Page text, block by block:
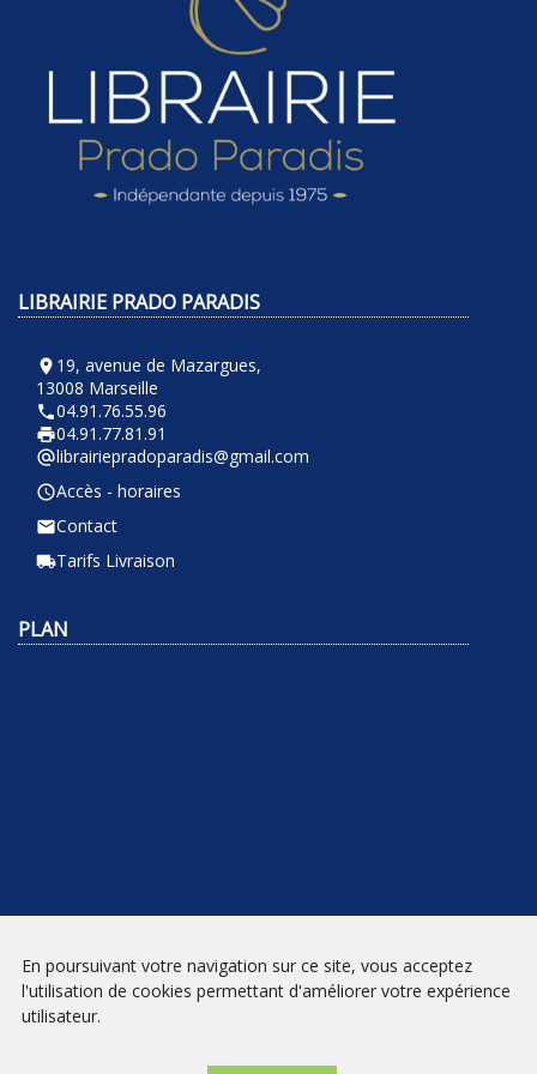
LIBRAIRIE PRADO PARADIS
room 19, avenue de Mazargues,
13008 Marseille
phone04.91.76.55.96
local_printshop04.91.77.81.91
alternate_emaillibrairiepradoparadis@gmail.com
query_builderAccès - horaires
emailContact
local_shippingTarifs Livraison
PLAN
NEWSLETTER
En poursuivant votre navigation sur ce site, vous acceptez
l'utilisation de cookies permettant d'améliorer votre expérience
utilisateur.